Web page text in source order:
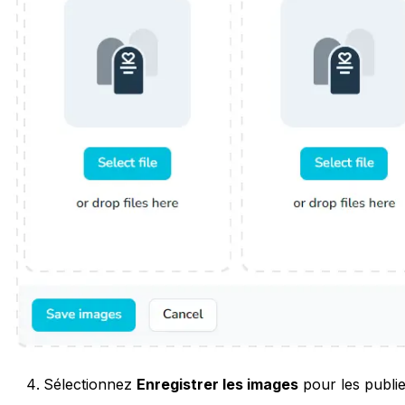
Sélectionnez Enregistrer les images pour les